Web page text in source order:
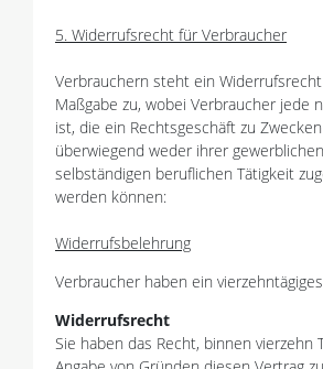
5. Widerrufsrecht für Verbraucher
Verbrauchern steht ein
Maßgabe zu, wobei Verbraucher jede
ist, die ein Rechtsgeschäft zu
überwiegend weder ihrer
selbständigen beruflichen Tätigkeit
werden können:
Widerrufsbelehrung
Verbraucher haben ein
Widerrufsrecht
Sie haben das Recht, binnen vierzehn